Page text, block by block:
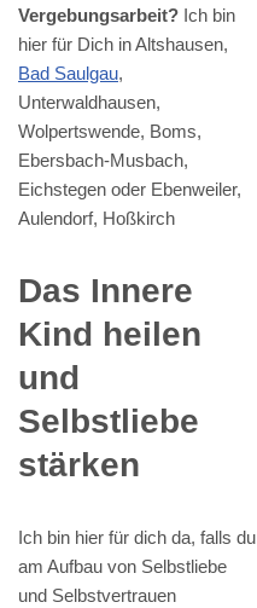
Vergebungsarbeit? Ich bin
hier für Dich in Altshausen,
Bad Saulgau,
Unterwaldhausen,
Wolpertswende, Boms,
Ebersbach-Musbach,
Eichstegen oder Ebenweiler,
Aulendorf, Hoßkirch
Das Innere
Kind heilen
und
Selbstliebe
stärken
Ich bin hier für dich da, falls du
am Aufbau von Selbstliebe
und Selbstvertrauen